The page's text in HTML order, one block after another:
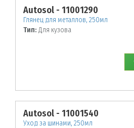
Autosol - 11001290
Глянец для металлов, 250мл
Тип: Для кузова
Autosol - 11001540
Уход за шинами, 250мл